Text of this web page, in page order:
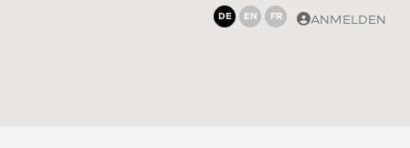
DE EN FR ANMELDEN